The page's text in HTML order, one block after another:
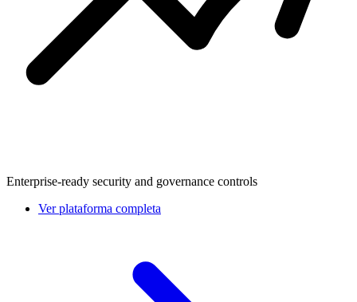
Enterprise-ready security and governance controls
Ver plataforma completa